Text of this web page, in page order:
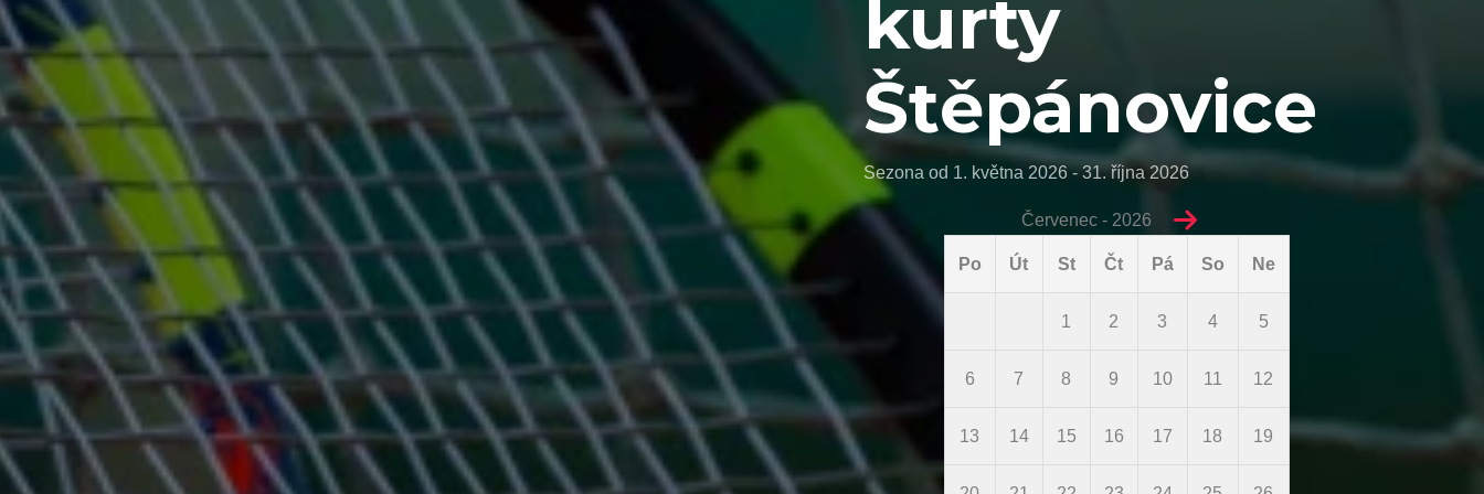
kurty
Štěpánovice
Sezona od 1. května 2026 - 31. října 2026
Červenec - 2026
Po Út St Čt Pá So Ne
1 2 3 4 5
6 7 8 9 10 11 12
13 14 15 16 17 18 19